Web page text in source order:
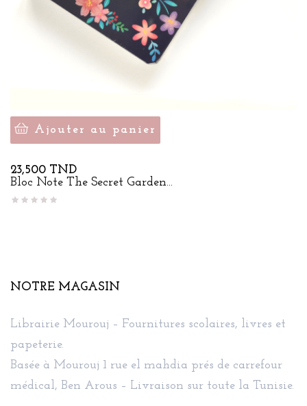
Ajouter au panier
Prix
23,500 TND
Bloc Note The Secret Garden...
NOTRE MAGASIN
Librairie Mourouj – Fournitures scolaires, livres et
papeterie.
Basée à Mourouj 1 rue el mahdia prés de carrefour
médical, Ben Arous – Livraison sur toute la Tunisie.